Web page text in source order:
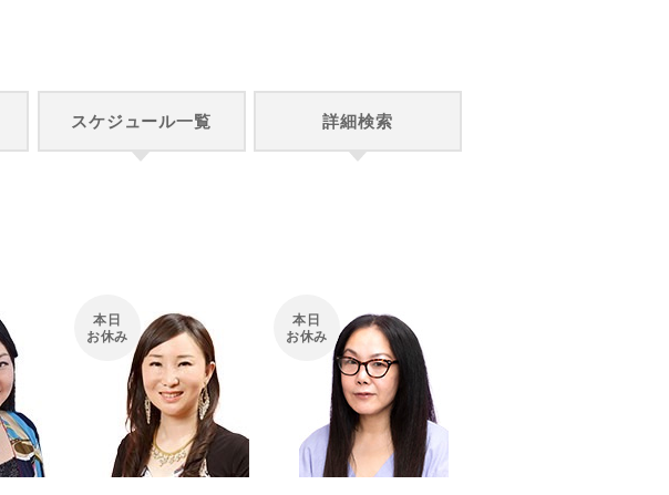
スケジュール一覧 詳細検索
本日
お休み
本日
お休み